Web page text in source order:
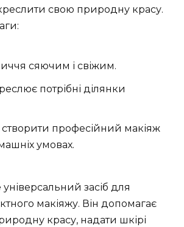
свою природну красу.
сяючим і свіжим.
потрібні ділянки
професійний макіяж
умовах.
засіб для
макіяжу. Він допомагає
красу, надати шкірі